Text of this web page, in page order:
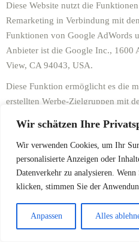
Wir schätzen Ihre
Wir verwenden Cookies, um Ihr
personalisierte Anzeigen oder
Datenverkehr zu analysieren.
klicken, stimmen Sie der
Anpassen Alles
Diese Website nutzt die
Remarketing in Verbindung mit
Funktionen von Google AdWords
Anbieter ist die Google Inc., 1600
View, CA 94043, USA.
Diese Funktion ermöglicht es die
erstellten Werbe-Zielgruppen mit
verknüpfen. Auf diese Weise
personalisierte Werbebotschaften,
früheren Nutzungs- und
Handy) an Sie angepasst wurden
Endgeräte (z.B. Tablet oder PC)
Haben Sie eine entsprechende
Google zu diesem Zweck Ihren